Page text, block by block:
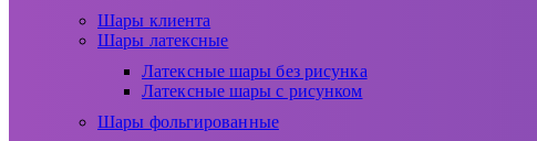
Шары клиента
Шары латексные
Латексные шары без рисунка
Латексные шары с рисунком
Шары фольгированные